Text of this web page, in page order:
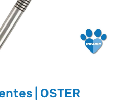
| OSTER